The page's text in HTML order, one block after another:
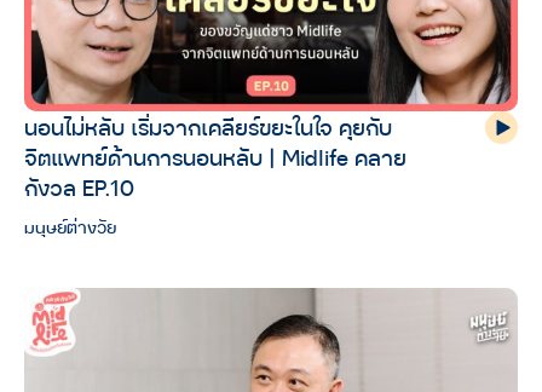
นอนไม่หลับ เริ่มจากเคลียร์ขยะในใจ คุยกับ
จิตแพทย์ด้านการนอนหลับ | Midlife คลาย
กังวล EP.10
มนุษย์ต่างวัย